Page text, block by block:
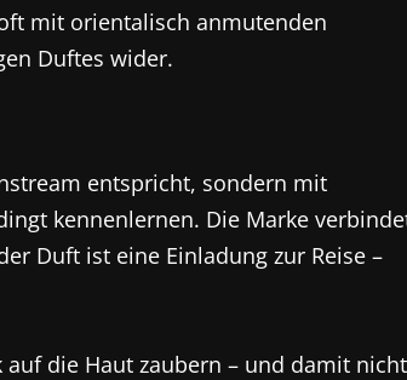
mit orientalisch anmutenden
Duftes wider.
entspricht, sondern mit
kennenlernen. Die Marke
Duft ist eine Einladung zur Reise –
auf die Haut zaubern – und damit nicht